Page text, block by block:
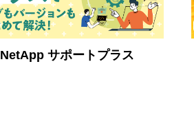
NetApp サポートプラス